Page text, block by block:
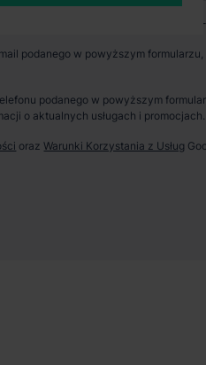
Rondo Daszyńskiego 1,
podanego w powyższym
podanego w powyższym
o aktualnych usługach i promocjach.
orazWarunki Korzystania z Usług